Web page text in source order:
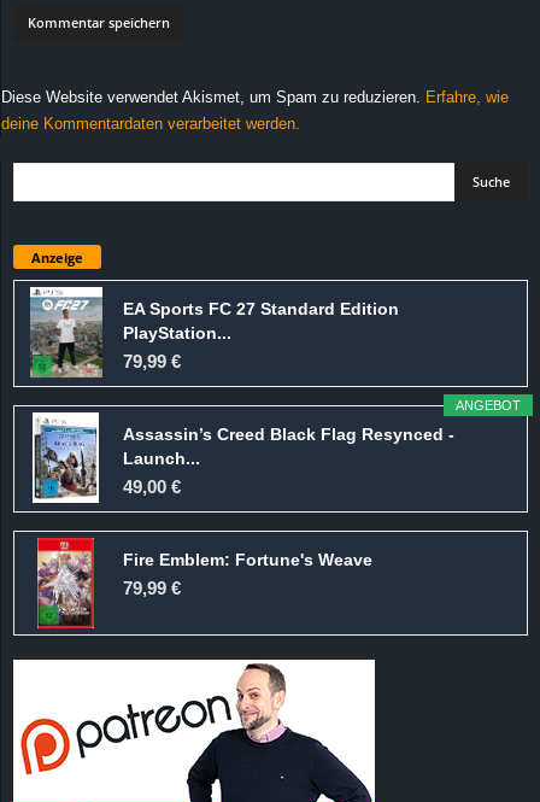
Diese Website verwendet Akismet, um Spam zu reduzieren. Erfahre, wie
deine Kommentardaten verarbeitet werden.
Anzeige
EA Sports FC 27 Standard Edition
PlayStation...
79,99 €
ANGEBOT
Assassin’s Creed Black Flag Resynced -
Launch...
49,00 €
Fire Emblem: Fortune's Weave
79,99 €